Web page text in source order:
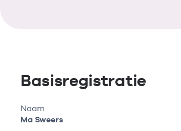
Basisregistratie
Naam
Ma Sweers